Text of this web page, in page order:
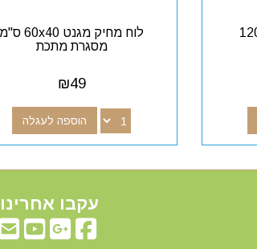
לוח מחיק מגנט 60x40 ס"מ
מסגרת מתכת
₪49
הוספה לעגלה
עקבו אחרינו